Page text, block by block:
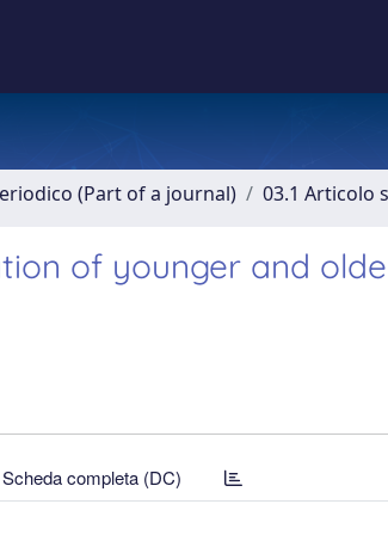
(Part of a journal) 03.1 Articolo
of younger and
Scheda completa (DC)